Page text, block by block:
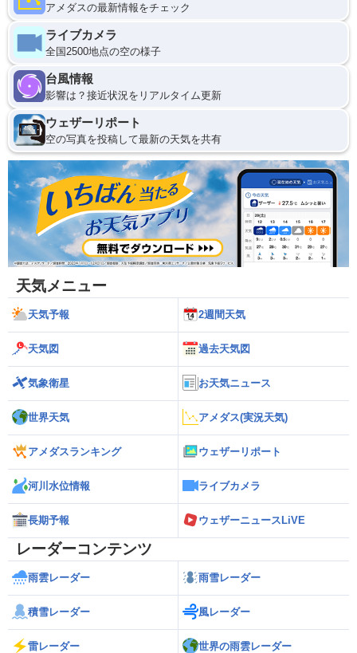
アメダスの最新情報をチェック
ライブカメラ
全国2500地点の空の様子
台風情報
影響は？接近状況をリアルタイム更新
ウェザーリポート
空の写真を投稿して最新の天気を共有
天気メニュー
天気予報 2週間天気
天気図 過去天気図
気象衛星 お天気ニュース
世界天気 アメダス(実況天気)
アメダスランキング ウェザーリポート
河川水位情報 ライブカメラ
長期予報 ウェザーニュースLiVE
レーダーコンテンツ
雨雲レーダー 雨雪レーダー
積雪レーダー 風レーダー
雷レーダー 世界の雨雲レーダー